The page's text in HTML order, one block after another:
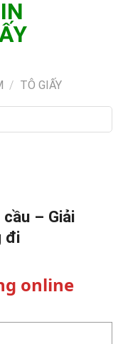
/ TÔ GIẤY
– Giải
đi